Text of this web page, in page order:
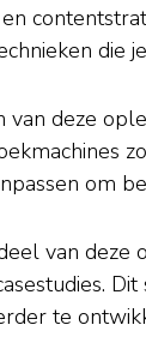
die
van deze
om
van deze
te